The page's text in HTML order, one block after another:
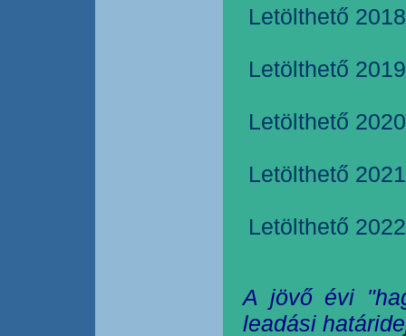
Letölthető
Letölthető
Letölthető
Letölthető
Letölthető
A jövő évi
leadási